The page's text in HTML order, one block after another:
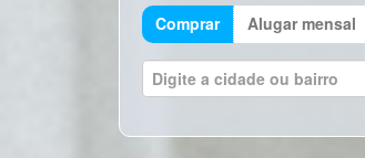
Comprar Alugar mensal